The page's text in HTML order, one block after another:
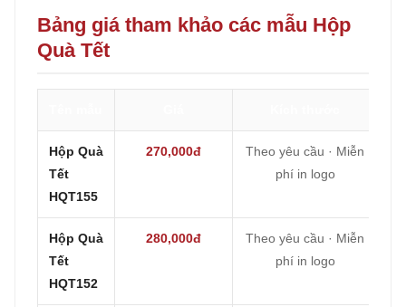
Bảng giá tham khảo các mẫu Hộp
Quà Tết
Hộp Quà
Tết
HQT155
270,000đ
Theo yêu cầu · Miễn
phí in logo
Hộp Quà
Tết
HQT152
280,000đ
Theo yêu cầu · Miễn
phí in logo